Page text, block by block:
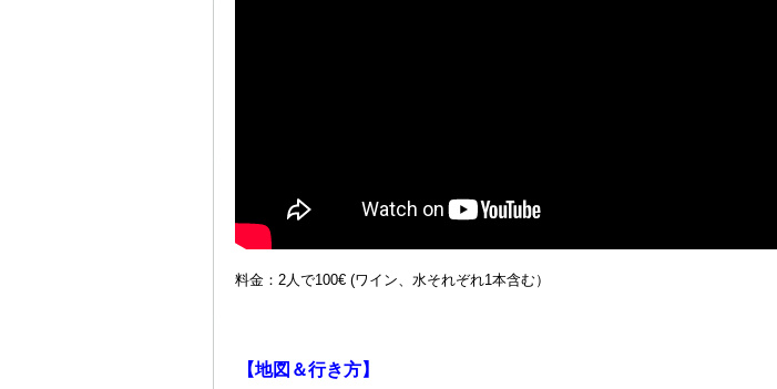
料金：2人で100€ (ワイン、水それぞれ1本含む）
【地図＆行き方】